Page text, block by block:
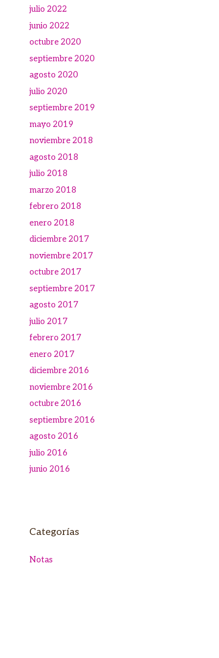
julio 2022
junio 2022
octubre 2020
septiembre 2020
agosto 2020
julio 2020
septiembre 2019
mayo 2019
noviembre 2018
agosto 2018
julio 2018
marzo 2018
febrero 2018
enero 2018
diciembre 2017
noviembre 2017
octubre 2017
septiembre 2017
agosto 2017
julio 2017
febrero 2017
enero 2017
diciembre 2016
noviembre 2016
octubre 2016
septiembre 2016
agosto 2016
julio 2016
junio 2016
Categorías
Notas